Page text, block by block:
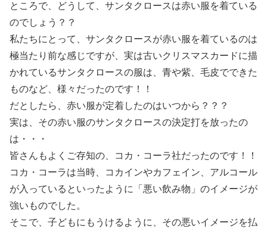
ところで、どうして、サンタクロースは赤い服を着ている
のでしょう？？
私たちにとって、サンタクロースが赤い服を着ているのは
極当たり前な感じですが、実は古いクリスマスカードに描
かれているサンタクロースの服は、青や紫、毛皮でできた
ものなど、様々だったのです！！
だとしたら、赤い服が定着したのはいつから？？？
実は、その赤い服のサンタクロースの決定打を放ったの
は・・・
皆さんもよくご存知の、コカ・コーラ社だったのです！！
コカ・コーラは当時、コカインやカフェイン、アルコール
が入っているといったように「悪い飲み物」のイメージが
強いものでした。
そこで、子どもにもうけるように、その悪いイメージを払